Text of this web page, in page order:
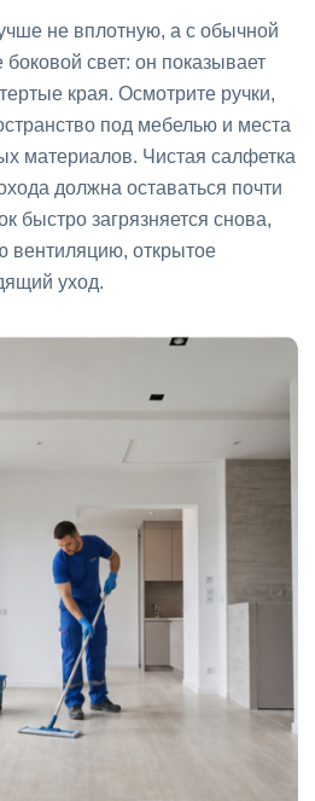
не вплотную, а с обычной
свет: он показывает
края. Осмотрите ручки,
под мебелью и места
материалов. Чистая салфетка
должна оставаться почти
быстро загрязняется снова,
вентиляцию, открытое
уход.